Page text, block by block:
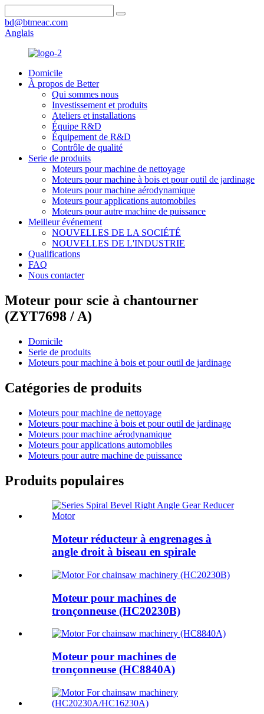
bd@btmeac.com
Anglais
Domicile
À propos de Better
Qui sommes nous
Investissement et produits
Ateliers et installations
Équipe R&D
Équipement de R&D
Contrôle de qualité
Serie de produits
Moteurs pour machine de nettoyage
Moteurs pour machine à bois et pour outil de jardinage
Moteurs pour machine aérodynamique
Moteurs pour applications automobiles
Moteurs pour autre machine de puissance
Meilleur événement
NOUVELLES DE LA SOCIÉTÉ
NOUVELLES DE L'INDUSTRIE
Qualifications
FAQ
Nous contacter
Moteur pour scie à chantourner
(ZYT7698 / A)
Domicile
Serie de produits
Moteurs pour machine à bois et pour outil de jardinage
Catégories de produits
Moteurs pour machine de nettoyage
Moteurs pour machine à bois et pour outil de jardinage
Moteurs pour machine aérodynamique
Moteurs pour applications automobiles
Moteurs pour autre machine de puissance
Produits populaires
Moteur réducteur à engrenages à
angle droit à biseau en spirale
Moteur pour machines de
tronçonneuse (HC20230B)
Moteur pour machines de
tronçonneuse (HC8840A)